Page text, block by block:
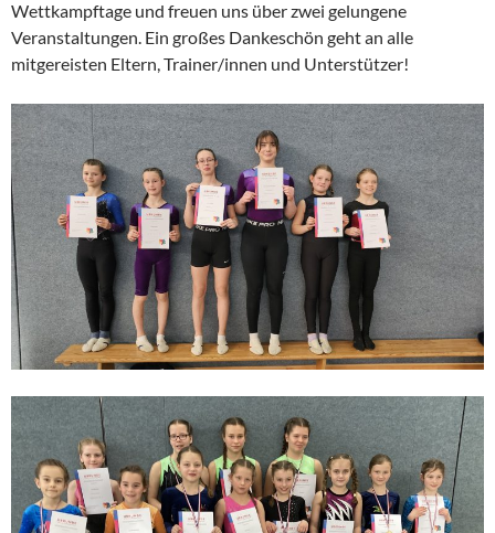
Wettkampftage und freuen uns über zwei gelungene
Veranstaltungen. Ein großes Dankeschön geht an alle
mitgereisten Eltern, Trainer/innen und Unterstützer!